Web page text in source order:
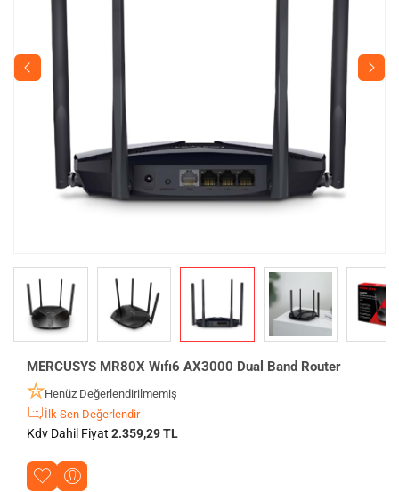
MERCUSYS MR80X Wıfı6 AX3000 Dual Band Router
Henüz Değerlendirilmemiş
İlk Sen Değerlendir
Kdv Dahil Fiyat 2.359,29 TL